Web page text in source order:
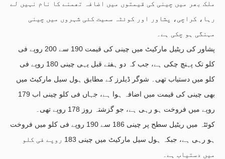
ملک بھر میں چینی کی قیمتوں میں اضافہ تھمنے کا نام نہیں لے
رہا، کراچی، پشاور اور کوئٹہ سمیت کئی شہروں میں چینی
مہنگی ہو چکی ہے۔
پشاور کی ریٹیل مارکیٹ میں چینی کی قیمت 190 سے 200 روپے فی
کلو تک پہنچ چکی ہے، جب کہ دو ہفتے قبل یہی چینی 180 روپے فی
کلو میں دستیاب تھی۔ شوگر ڈیلرز کے مطابق ہول سیل مارکیٹ میں
بھی چینی کی قیمت میں اضافہ ہوا ہے، جہاں فی کلو چینی اب 179
روپے میں فروخت ہو رہی ہے، جو گزشتہ روز 178 روپے تھی۔
کوئٹہ میں ریٹیل سطح پر چینی 186 سے 190 روپے فی کلو میں فروخت
ہو رہی ہے، جبکہ ہول سیل مارکیٹ میں چینی 183 روپے فی کلو
میں دستیاب ہے۔